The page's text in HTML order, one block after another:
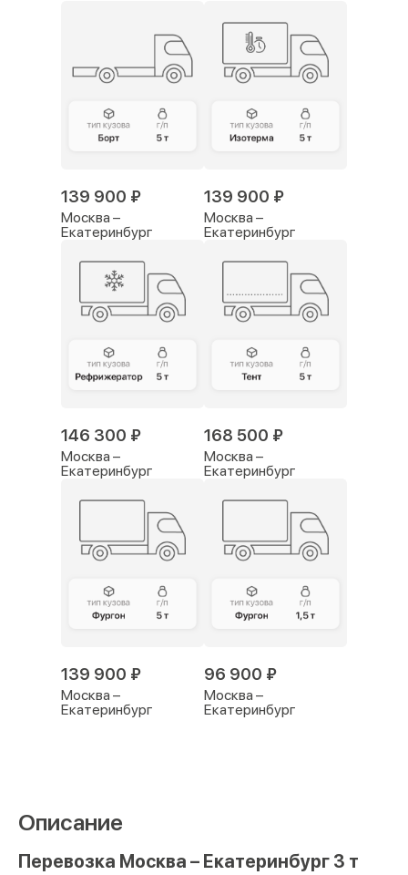
139 900 ₽
Москва –
Екатеринбург
139 900 ₽
Москва –
Екатеринбург
146 300 ₽
Москва –
Екатеринбург
168 500 ₽
Москва –
Екатеринбург
139 900 ₽
Москва –
Екатеринбург
96 900 ₽
Москва –
Екатеринбург
Описание
Перевозка Москва – Екатеринбург 3 т